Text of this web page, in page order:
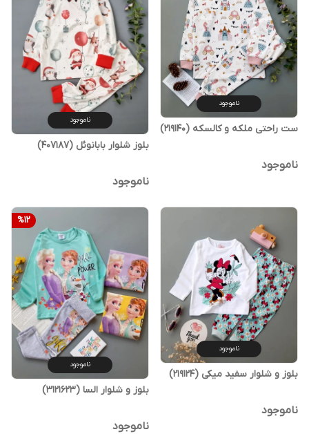
ناموجود
ست راحتی ملکه و کالسکه (219140)
ناموجود
ناموجود
بلوز شلوار بابانوئل (407187)
ناموجود
ناموجود
بلوز و شلوار سفید میکی (219124)
ناموجود
%12
ناموجود
بلوز و شلوار السا (3121623)
ناموجود